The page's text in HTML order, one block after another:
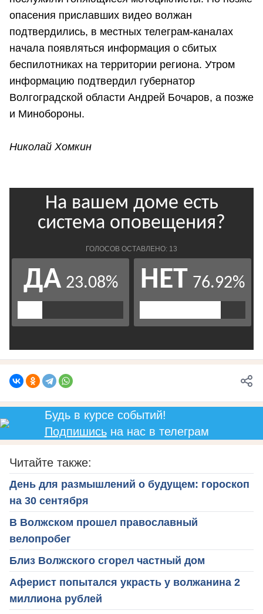
опасения приславших видео волжан
подтвердились, в местных телеграм-каналах
начала появляться информация о сбитых
беспилотниках на территории региона. Утром
информацию подтвердил губернатор
Волгоградской области Андрей Бочаров, а позже
и Минобороны.
Николай Хомкин
Будь в курсе событий!
Подпишисьна нас в телеграм
Читайте также:
День для размышлений о будущем: гороскоп
на 30 сентября
В Волжском прошел православный
велопробег
Близ Волжского сгорел частный дом
Аферист попытался украсть у волжанина 2
миллиона рублей